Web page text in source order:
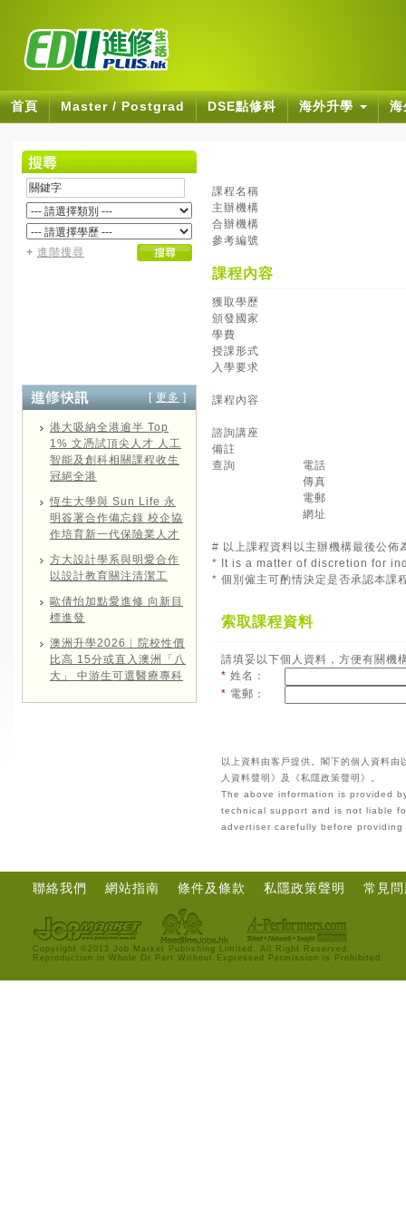
首頁 Master / Postgrad DSE點修科 海外升學
+ 進階搜尋
[ 更多 ]
港大吸納全港逾半 Top
1% 文憑試頂尖人才 人工
智能及創科相關課程收生
冠絕全港
恆生大學與 Sun Life 永
明簽署合作備忘錄 校企協
作培育新一代保險業人才
方大設計學系與明愛合作
以設計教育關注清潔工
歐倩怡加點愛進修 向新目
標進發
澳洲升學2026︱院校性價
比高 15分或直入澳洲「八
大」 中游生可選醫療專科
課程名稱
主辦機構
合辦機構
參考編號
課程內容
獲取學歷
頒發國家
學費
授課形式
入學要求
課程內容
諮詢講座
備註
查詢
電話
傳真
電郵
網址
# 以上課程資料以主辦機構最後公佈
* It is a matter of discretion for
* 個別僱主可酌情決定是否承認本課
索取課程資料
請填妥以下個人資料，方便有關機
* 姓名：
* 電郵：
以上資料由客戶提供。閣下的個人資料
人資料聲明》及《私隱政策聲明》。
The above information is provided
technical support and is not liable
advertiser carefully before
聯絡我們 網站指南 條件及條款 私隱政策聲明 常見
Copyright ©2013 Job Market Publishing Limited. All Right Reserved.
Reproduction in Whole Or Part Without Expressed Permission is Prohibited.